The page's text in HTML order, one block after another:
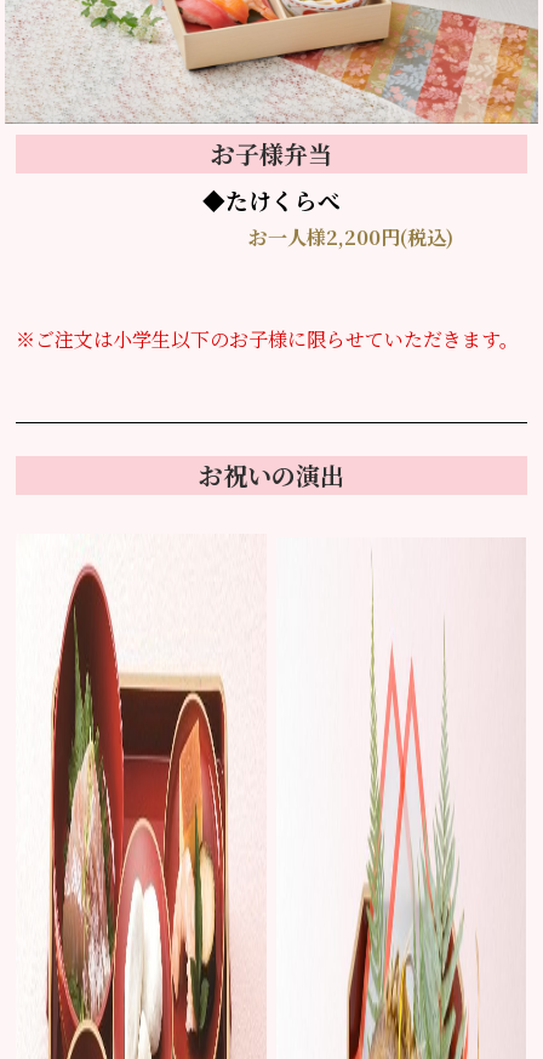
お子様弁当
◆たけくらべ
お一人様2,200円(税込)
※ご注文は小学生以下のお子様に限らせていただきます。
お祝いの演出